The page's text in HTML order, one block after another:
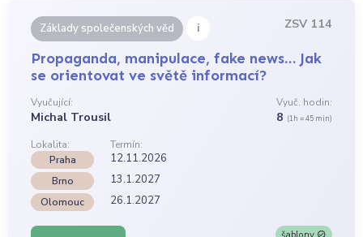
Základy společenských věd i ZSV 114
Propaganda, manipulace, fake news… Jak
se orientovat ve světě informací?
Vyučující:
Michal Trousil
Vyuč. hodin:
8 (1h = 45 min)
Lokalita:
Termín:
Praha
12.11.2026
Brno 13.1.2027
Olomouc 26.1.2027